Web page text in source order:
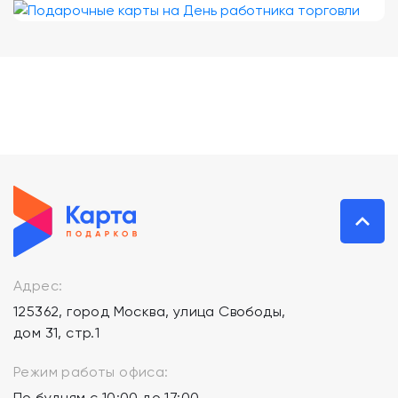
Адрес:
125362, город Москва, улица Свободы,
дом 31, стр.1
Режим работы офиса: